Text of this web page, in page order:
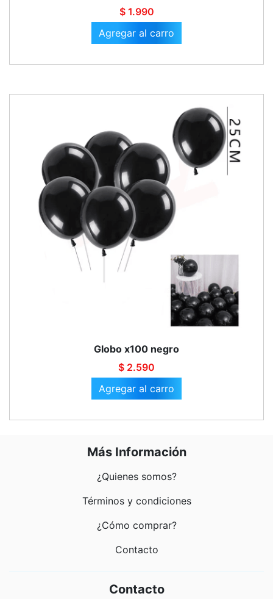
$ 1.990
Agregar al carro
Globo x100 negro
$ 2.590
Agregar al carro
Más Información
¿Quienes somos?
Términos y condiciones
¿Cómo comprar?
Contacto
Contacto